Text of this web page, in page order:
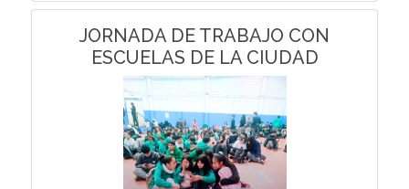
JORNADA DE TRABAJO CON
ESCUELAS DE LA CIUDAD